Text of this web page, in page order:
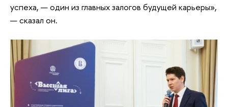
успеха, — один из главных залогов будущей карьеры»,
— сказал он.